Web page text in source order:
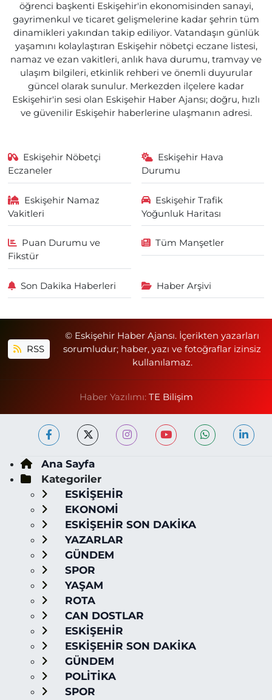
öğrenci başkenti Eskişehir'in ekonomisinden sanayi,
gayrimenkul ve ticaret gelişmelerine kadar şehrin tüm
dinamikleri yakından takip ediliyor. Vatandaşın günlük
yaşamını kolaylaştıran Eskişehir nöbetçi eczane listesi,
namaz ve ezan vakitleri, anlık hava durumu, tramvay ve
ulaşım bilgileri, etkinlik rehberi ve önemli duyurular
güncel olarak sunulur. Merkezden ilçelere kadar
Eskişehir'in sesi olan Eskişehir Haber Ajansı; doğru, hızlı
ve güvenilir Eskişehir haberlerine ulaşmanın adresi.
Eskişehir Nöbetçi
Eczaneler
Eskişehir Hava
Durumu
Eskişehir Namaz
Vakitleri
Eskişehir Trafik
Yoğunluk Haritası
Puan Durumu ve
Fikstür
Tüm Manşetler
Son Dakika Haberleri Haber Arşivi
RSS
© Eskişehir Haber Ajansı. İçerikten yazarları
sorumludur; haber, yazı ve fotoğraflar izinsiz
kullanılamaz.
Haber Yazılımı: TE Bilişim
Ana Sayfa
Kategoriler
ESKİŞEHİR
EKONOMİ
ESKİŞEHİR SON DAKİKA
YAZARLAR
GÜNDEM
SPOR
YAŞAM
ROTA
CAN DOSTLAR
ESKİŞEHİR
ESKİŞEHİR SON DAKİKA
GÜNDEM
POLİTİKA
SPOR